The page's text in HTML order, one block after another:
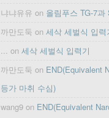
냐냐유유 on 올림푸스 TG-7과
까만도둑 on 세삭 세벌식 입력
... on 세삭 세벌식 입력기
까만도둑 on END(Equivalent
등가 마취 수심)
wang9on END(Equivalent